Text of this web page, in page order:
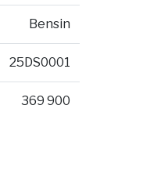
Bensin
25DS0001
369 900